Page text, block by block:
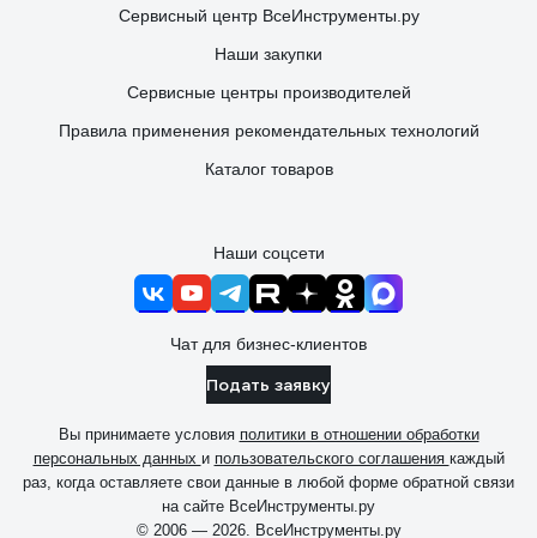
Сервисный центр ВсеИнструменты.ру
Наши закупки
Сервисные центры производителей
Правила применения рекомендательных технологий
Каталог товаров
Наши соцсети
Чат для бизнес-клиентов
Подать заявку
Вы принимаете условия политики в отношении обработки
персональных данных и пользовательского соглашения каждый
раз, когда оставляете свои данные в любой форме обратной связи
на сайте ВсеИнструменты.ру
© 2006 — 2026. ВсеИнструменты.ру